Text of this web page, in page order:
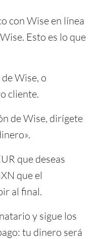
con Wise en línea
Esto es lo que
Wise, o
cliente.
de Wise, dirígete
que deseas
que el
al final.
y sigue los
tu dinero será